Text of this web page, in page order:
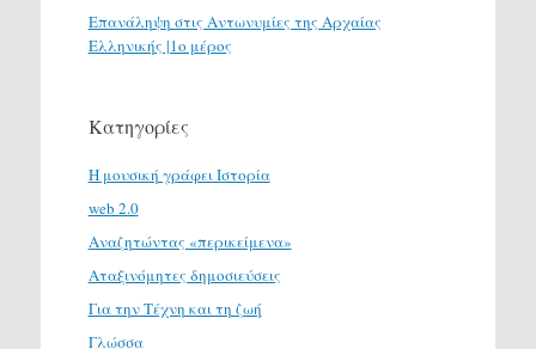
Επανάληψη στις Αντωνυμίες της Αρχαίας
Ελληνικής |1ο μέρος
Κατηγορίες
H μουσική γράφει Ιστορία
web 2.0
Αναζητώντας «περικείμενα»
Αταξινόμητες δημοσιεύσεις
Για την Τέχνη και τη ζωή
Γλώσσα